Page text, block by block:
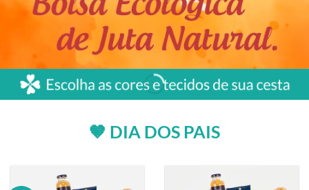
🤎 DIA DOS PAIS